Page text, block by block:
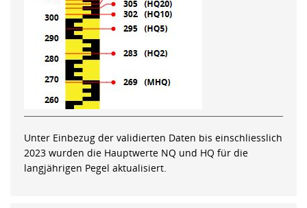
Unter Einbezug der validierten Daten bis einschliesslich
2023 wurden die Hauptwerte NQ und HQ für die
langjährigen Pegel aktualisiert.